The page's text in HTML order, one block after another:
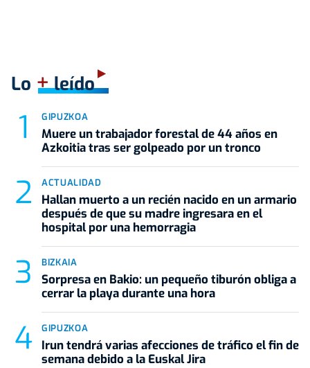
Lo +leído
GIPUZKOA
Muere un trabajador forestal de 44 años en
Azkoitia tras ser golpeado por un tronco
ACTUALIDAD
Hallan muerto a un recién nacido en un armario
después de que su madre ingresara en el
hospital por una hemorragia
BIZKAIA
Sorpresa en Bakio: un pequeño tiburón obliga a
cerrar la playa durante una hora
GIPUZKOA
Irun tendrá varias afecciones de tráfico el fin de
semana debido a la Euskal Jira